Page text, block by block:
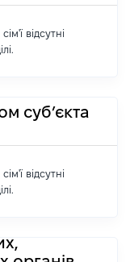
відсутні
суб’єкта
відсутні